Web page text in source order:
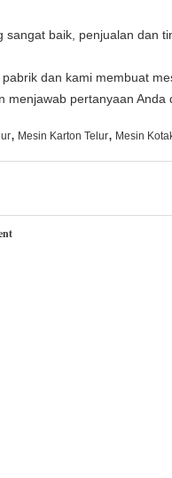
sangat baik, penjualan dan
dan kami membuat
menjawab pertanyaan Anda
, Mesin Karton Telur, Mesin